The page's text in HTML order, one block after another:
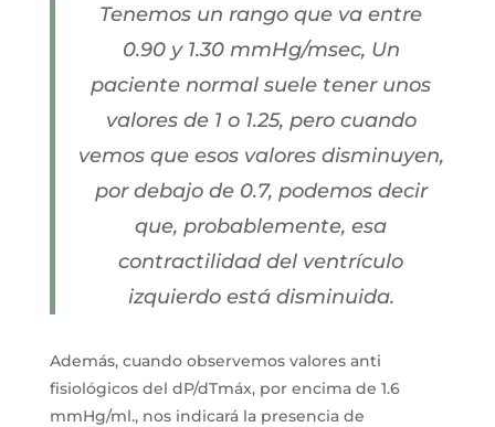
Tenemos un rango que va entre
0.90 y 1.30 mmHg/msec, Un
paciente normal suele tener unos
valores de 1 o 1.25, pero cuando
vemos que esos valores disminuyen,
por debajo de 0.7, podemos decir
que, probablemente, esa
contractilidad del ventrículo
izquierdo está disminuida.
Además, cuando observemos valores anti
fisiológicos del dP/dTmáx, por encima de 1.6
mmHg/ml., nos indicará la presencia de